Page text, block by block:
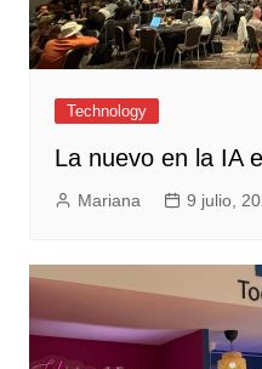
Technology
La nuevo en la IA
Mariana 9 julio,